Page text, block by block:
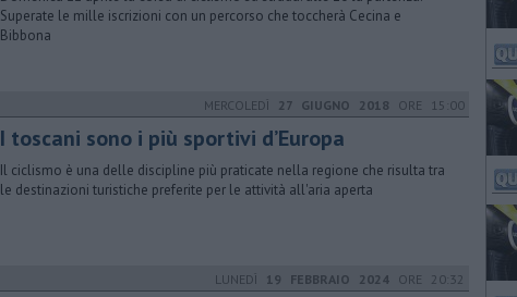
Superate le mille iscrizioni con un percorso che toccherà Cecina e
Bibbona
MERCOLEDÌ 27 GIUGNO 2018 ORE 15:00
​I toscani sono i più sportivi d’Europa
Il ciclismo è una delle discipline più praticate nella regione che risulta tra
le destinazioni turistiche preferite per le attività all'aria aperta
LUNEDÌ 19 FEBBRAIO 2024 ORE 20:32